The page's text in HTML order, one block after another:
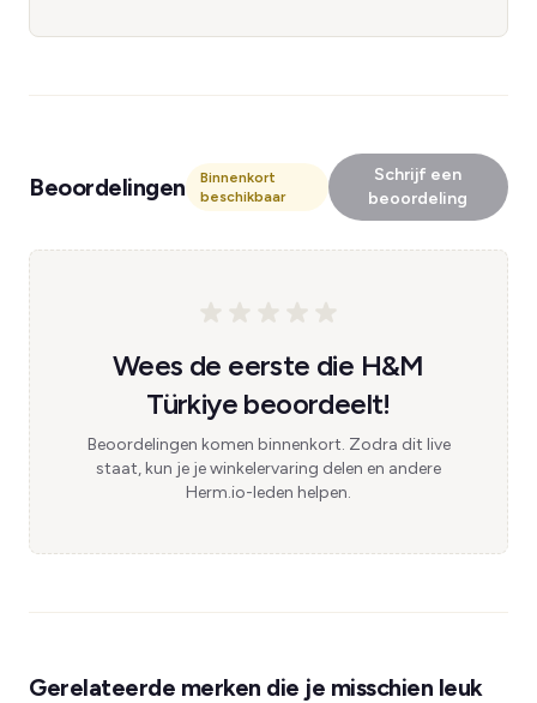
Beoordelingen
Binnenkort
beschikbaar
Schrijf een
beoordeling
Wees de eerste die H&M
Türkiye beoordeelt!
Beoordelingen komen binnenkort. Zodra dit live
staat, kun je je winkelervaring delen en andere
Herm.io-leden helpen.
Gerelateerde merken die je misschien leuk